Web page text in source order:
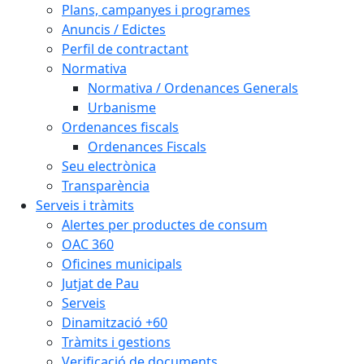
Plans, campanyes i programes
Anuncis / Edictes
Perfil de contractant
Normativa
Normativa / Ordenances Generals
Urbanisme
Ordenances fiscals
Ordenances Fiscals
Seu electrònica
Transparència
Serveis i tràmits
Alertes per productes de consum
OAC 360
Oficines municipals
Jutjat de Pau
Serveis
Dinamització +60
Tràmits i gestions